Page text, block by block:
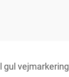
gul vejmarkering